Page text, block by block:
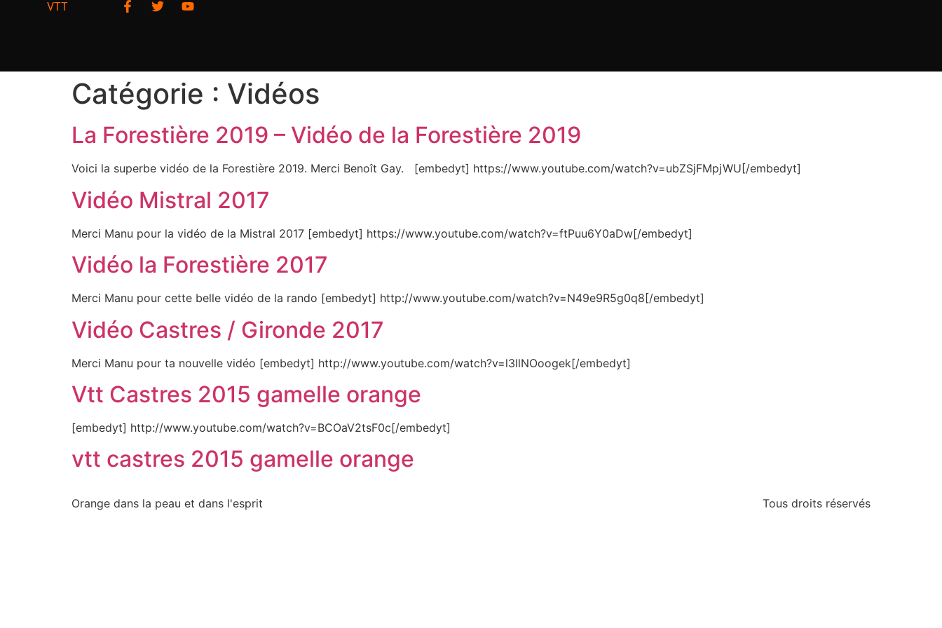
VTT
Catégorie : Vidéos
La Forestière 2019 – Vidéo de la Forestière 2019
Voici la superbe vidéo de la Forestière 2019. Merci Benoît Gay. [embedyt] https://www.youtube.com/watch?v=ubZSjFMpjWU[/embedyt]
Vidéo Mistral 2017
Merci Manu pour la vidéo de la Mistral 2017 [embedyt] https://www.youtube.com/watch?v=ftPuu6Y0aDw[/embedyt]
Vidéo la Forestière 2017
Merci Manu pour cette belle vidéo de la rando [embedyt] http://www.youtube.com/watch?v=N49e9R5g0q8[/embedyt]
Vidéo Castres / Gironde 2017
Merci Manu pour ta nouvelle vidéo [embedyt] http://www.youtube.com/watch?v=l3llNOoogek[/embedyt]
Vtt Castres 2015 gamelle orange
[embedyt] http://www.youtube.com/watch?v=BCOaV2tsF0c[/embedyt]
vtt castres 2015 gamelle orange
Orange dans la peau et dans l'esprit Tous droits réservés